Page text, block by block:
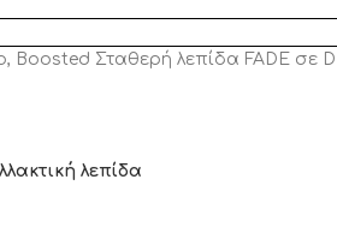
Boosted Σταθερή λεπίδα FADE σε
λεπίδα